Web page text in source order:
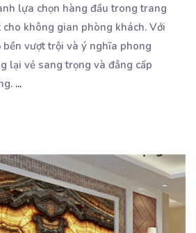
lựa chọn hàng đầu trong trang
không gian phòng khách. Với
bền vượt trội và ý nghĩa phong
lại vẻ sang trọng và đẳng cấp
...